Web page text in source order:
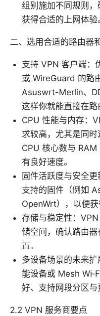
组别施加不同规则
获得合适的上网体验
二、选用合适的路由器
支持 VPN 客户端：
或 WireGuard 的路
Asuswrt-Merlin、
这样你就能直接在路
CPU 性能与内存：
求较高，尤其是同
CPU 核心数与
有良好速度。
固件活跃度与安全
支持的固件（例如
OpenWrt），以便获
存储与稳定性：
储空间，确认路由
置。
多设备场景的未来
能设备或 Mesh
好、支持网段分区与
2.2 VPN 服务商要点